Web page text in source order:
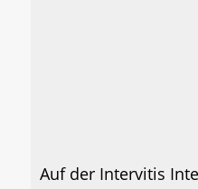
Auf der Intervitis